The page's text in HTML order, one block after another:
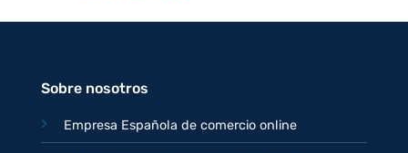
originalactual
Sobre nosotros
Empresa Española de comercio online